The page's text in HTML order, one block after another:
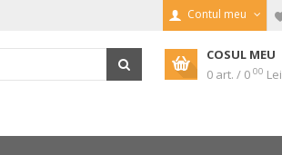
Contul meu
COSUL MEU
0 art. / 0 00 Lei